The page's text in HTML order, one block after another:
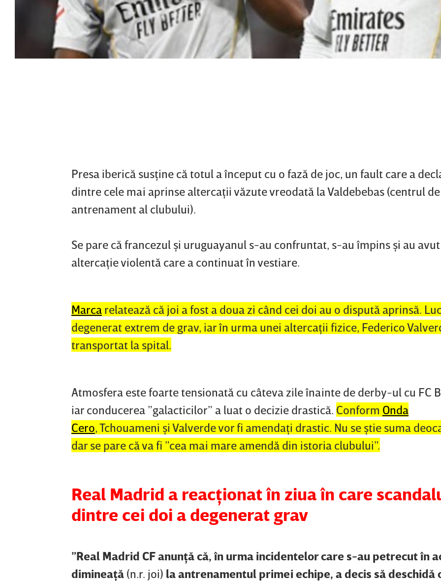
Presa iberică susţine că totul a început cu o fază de joc, un fault care a
dintre cele mai aprinse altercaţii văzute vreodată la Valdebebas (centrul de
antrenament al clubului).
Se pare că francezul şi uruguayanul s-au confruntat, s-au împins şi au
altercaţie violentă care a continuat în vestiare.
Marca relatează că joi a fost a doua zi când cei doi au o dispută aprinsă.
degenerat extrem de grav, iar în urma unei altercaţii fizice, Federico
transportat la spital.
Atmosfera este foarte tensionată cu câteva zile înainte de derby-ul cu FC
iar conducerea ”galacticilor” a luat o decizie drastică. Conform Onda
Cero, Tchouameni şi Valverde vor fi amendaţi drastic. Nu se ştie suma
dar se pare că va fi ”cea mai mare amendă din istoria clubului”.
Real Madrid a reacţionat în ziua în care
dintre cei doi a degenerat grav
”Real Madrid CF anunţă că, în urma incidentelor care s-au petrecut în
dimineaţă (n.r. joi) la antrenamentul primei echipe, a decis să deschidă